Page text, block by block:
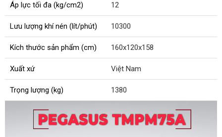
Áp lực tối đa (kg/cm2) 12
Lưu lượng khí nén (lít/phút) 10300
Kích thước sản phẩm (cm) 160x120x158
Xuất xứ Việt Nam
Trọng lượng (kg) 1380